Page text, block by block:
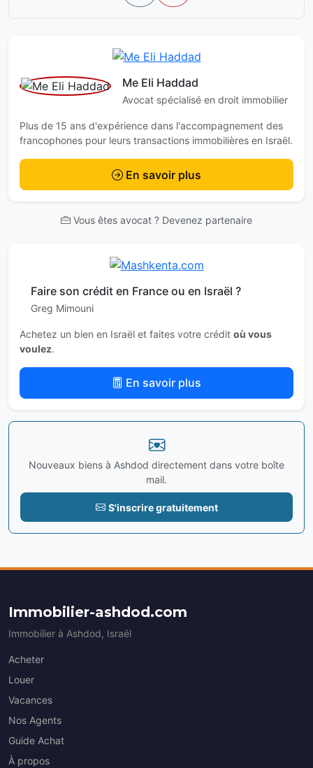
Me Eli Haddad
Avocat spécialisé en droit immobilier
Plus de 15 ans d'expérience dans l'accompagnement des
francophones pour leurs transactions immobilières en Israël.
En savoir plus
Vous êtes avocat ? Devenez partenaire
Faire son crédit en France ou en Israël ?
Greg Mimouni
Achetez un bien en Israël et faites votre crédit où vous
voulez.
En savoir plus
Nouveaux biens à Ashdod directement dans votre boîte
mail.
S'inscrire gratuitement
Immobilier-ashdod.com
Immobilier à Ashdod, Israël
Acheter
Louer
Vacances
Nos Agents
Guide Achat
À propos